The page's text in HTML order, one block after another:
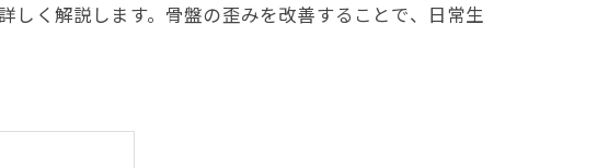
く解説します。骨盤の歪みを改善することで、日常生